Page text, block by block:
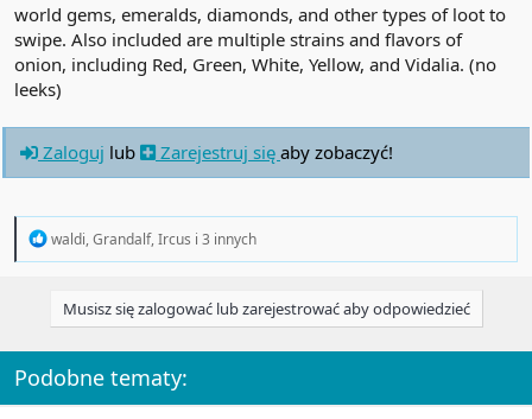
world gems, emeralds, diamonds, and other types of loot to
swipe. Also included are multiple strains and flavors of
onion, including Red, Green, White, Yellow, and Vidalia. (no
leeks)
Zaloguj lub Zarejestruj się aby zobaczyć!
R
i
o
n
s
:
waldi,Grandalf,Ircus i 3 innych
Musisz się zalogować lub zarejestrować aby odpowiedzieć
Podobne tematy: